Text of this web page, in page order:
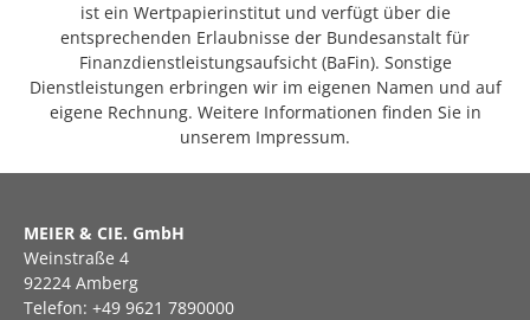
ist ein Wertpapierinstitut und verfügt über die
entsprechenden Erlaubnisse der Bundesanstalt für
Finanzdienstleistungsaufsicht (BaFin). Sonstige
Dienstleistungen erbringen wir im eigenen Namen und auf
eigene Rechnung. Weitere Informationen finden Sie in
unserem Impressum.
MEIER & CIE. GmbH
Weinstraße 4
92224 Amberg
Telefon: +49 9621 7890000